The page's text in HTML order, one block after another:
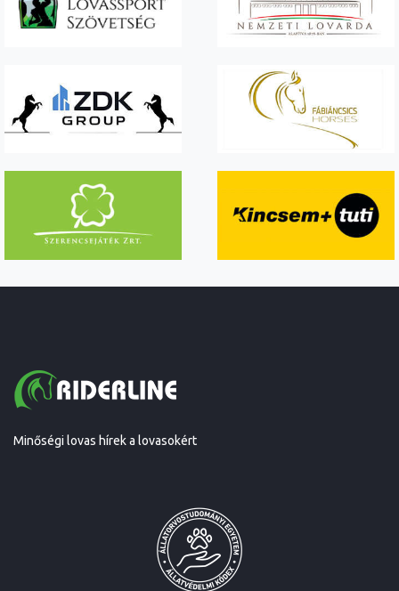
Minőségi lovas hírek a lovasokért